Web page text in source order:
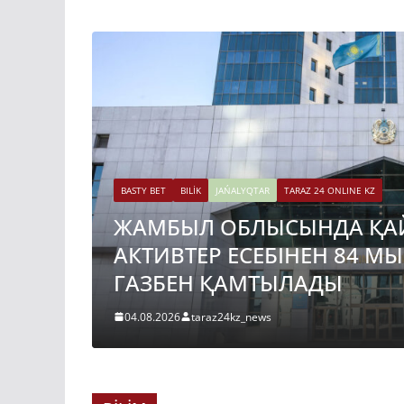
BASTY BET BILİK JAŃALYQTAR TARAZ 24 ONLINE KZ
ЖАМБЫЛ ОБЛЫСЫНДА
АКТИВТЕР ЕСЕБІНЕН 84
ГАЗБЕН ҚАМТЫЛАДЫ
04.08.2026 taraz24kz_news
BASTY BET
TARAZ 24 ONLINE KZ